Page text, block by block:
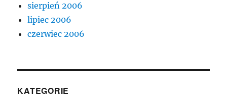
sierpień 2006
lipiec 2006
czerwiec 2006
KATEGORIE